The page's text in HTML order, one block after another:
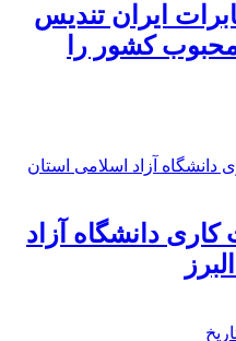
ایران تندیس
کشور را
دانشگاه آزاد